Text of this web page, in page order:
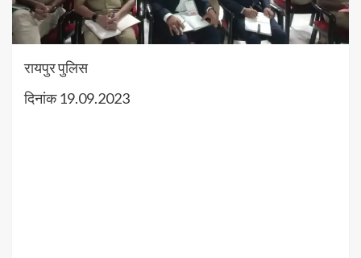
रायपुर पुलिस
दिनांक 19.09.2023